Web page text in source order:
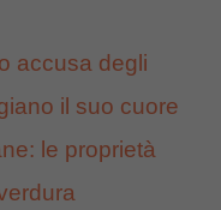
accusa degli
il suo cuore
le proprietà